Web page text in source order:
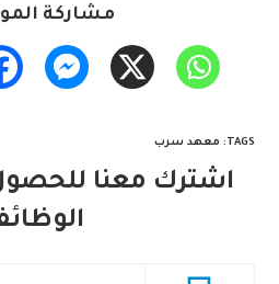
مشاركة
TAGS
: معهد سرب
اشترك معنا